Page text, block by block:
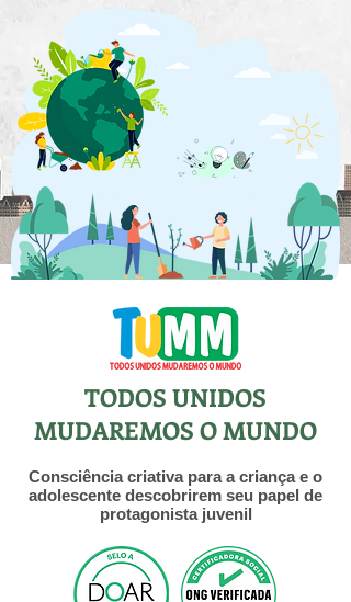
TODOS UNIDOS
MUDAREMOS O MUNDO
Consciência criativa para a criança e o
adolescente descobrirem seu papel de
protagonista juvenil